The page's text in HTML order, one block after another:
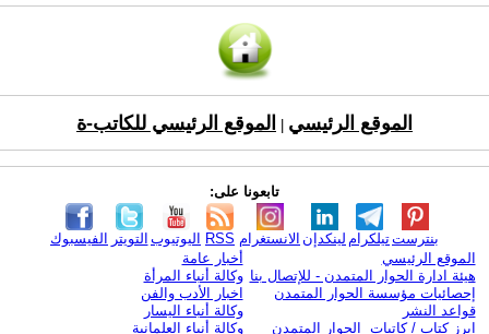
الموقع الرئيسي الموقع الرئيسي للكاتب-ة
تابعونا على:
الفيسبوك التويتر اليوتيوب RSS الانستغرام لينكدإن تيلكرامبنترست
الموقع الرئيسي
هيئة ادارة الحوار المتمدن - للإتصال بنا
إحصائيات مؤسسة الحوار المتمدن
قواعد النشر
ابرز كتاب / كاتبات الحوار المتمدن
أخبار عامة
وكالة أنباء المرأة
اخبار الأدب والفن
وكالة أنباء اليسار
وكالة أنباء العلمانية